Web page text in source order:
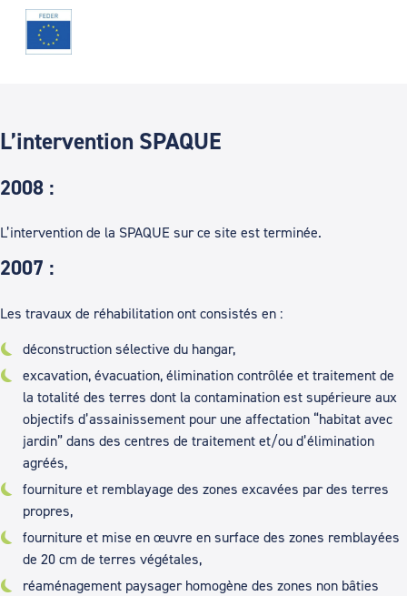
L’intervention SPAQUE
2008 :
L’intervention de la SPAQUE sur ce site est terminée.
2007 :
Les travaux de réhabilitation ont consistés en :
déconstruction sélective du hangar,
excavation, évacuation, élimination contrôlée et traitement de
la totalité des terres dont la contamination est supérieure aux
objectifs d’assainissement pour une affectation “habitat avec
jardin” dans des centres de traitement et/ou d’élimination
agréés,
fourniture et remblayage des zones excavées par des terres
propres,
fourniture et mise en œuvre en surface des zones remblayées
de 20 cm de terres végétales,
réaménagement paysager homogène des zones non bâties